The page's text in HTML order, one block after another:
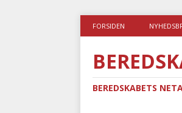
FORSIDEN
BEREDSKABETS